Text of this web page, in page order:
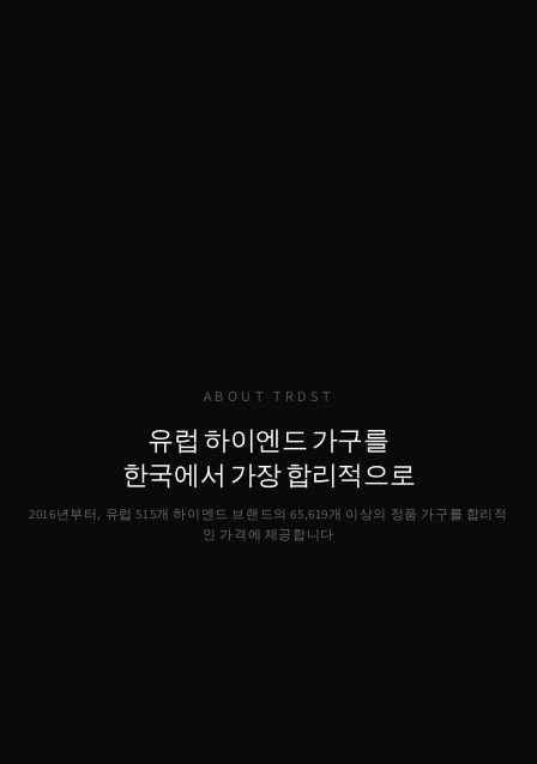
ABOUT TRDST
유럽 하이엔드 가구를
한국에서 가장 합리적으로
2016년부터, 유럽 515개 하이엔드 브랜드의65,619개 이상의 정품 가구를 합리적
인 가격에 제공합니다